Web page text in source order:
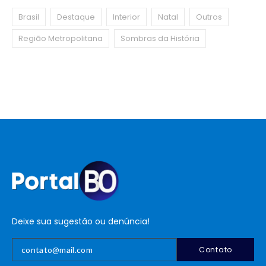
Brasil Destaque Interior Natal
Outros
Região Metropolitana
Sombras da História
Deixe sua sugestão ou denúncia!
Contato